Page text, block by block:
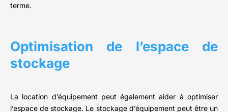
terme.
Optimisation de l’espace de
stockage
La location d’équipement peut également aider à optimiser
l’espace de stockage. Le stockage d’équipement peut être un